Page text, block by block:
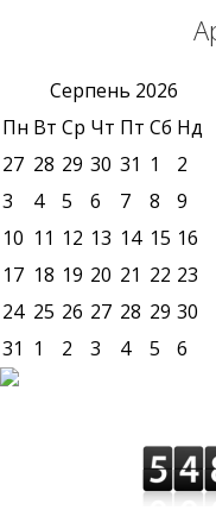
Серпень 2026
Пн Вт Ср Чт Пт Сб Нд
27 28 29 30 31 1
2
3
4 5 6 7 8
9
10 11 12 13 14 15 16
17 18 19 20 21 22 23
24 25 26 27 28 29 30
31 1 2 3 4 5 6